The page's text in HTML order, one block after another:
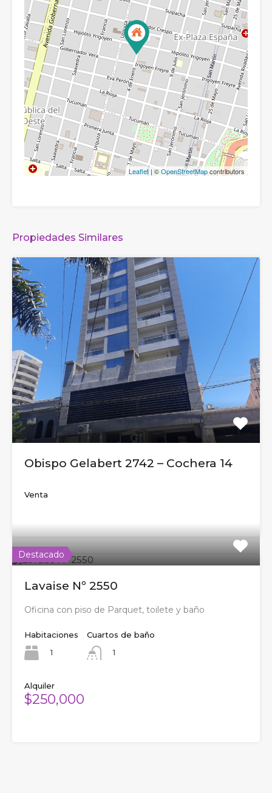
Leaflet| ©OpenStreetMapcontributors
Propiedades Similares
Obispo Gelabert 2742 – Cochera 14
Venta
Destacado
Lavaise Nº 2550
Oficina con piso de Parquet, toilete y baño
Habitaciones
1
Cuartos de baño
1
Alquiler
$250,000